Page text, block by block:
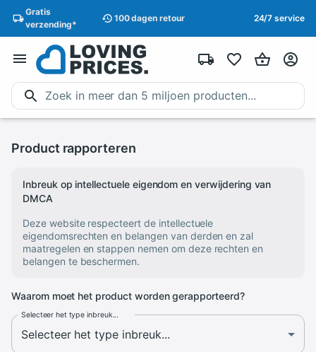
Gratis
verzending*
100 dagen retour 24/7 service
Product rapporteren
Inbreuk op intellectuele eigendom en verwijdering van
DMCA
Deze website respecteert de intellectuele
eigendomsrechten en belangen van derden en zal
maatregelen en stappen nemen om deze rechten en
belangen te beschermen.
Waarom moet het product worden gerapporteerd?
Selecteer het type inbreuk...